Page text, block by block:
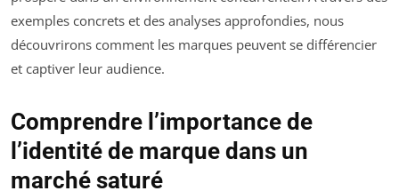
exemples concrets et des analyses approfondies, nous
découvrirons comment les marques peuvent se différencier
et captiver leur audience.
Comprendre l’importance de
l’identité de marque dans un
marché saturé